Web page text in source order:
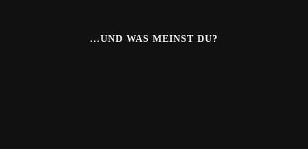
...UND WAS MEINST DU?